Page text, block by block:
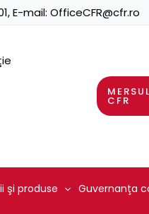
, E-mail: OfficeCFR@cfr.ro
CFR
şi produse Guvernanţa